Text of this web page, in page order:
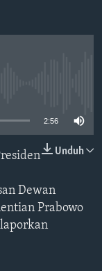
2:56
Unduh
Dewan
Prabowo